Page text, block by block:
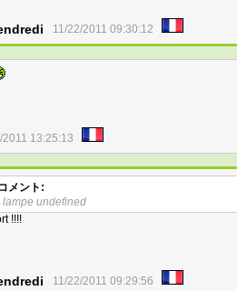
11/22/2011 09:30:12
2011 13:25:13
メント:
lampe undefined
!!!!
11/22/2011 09:29:56